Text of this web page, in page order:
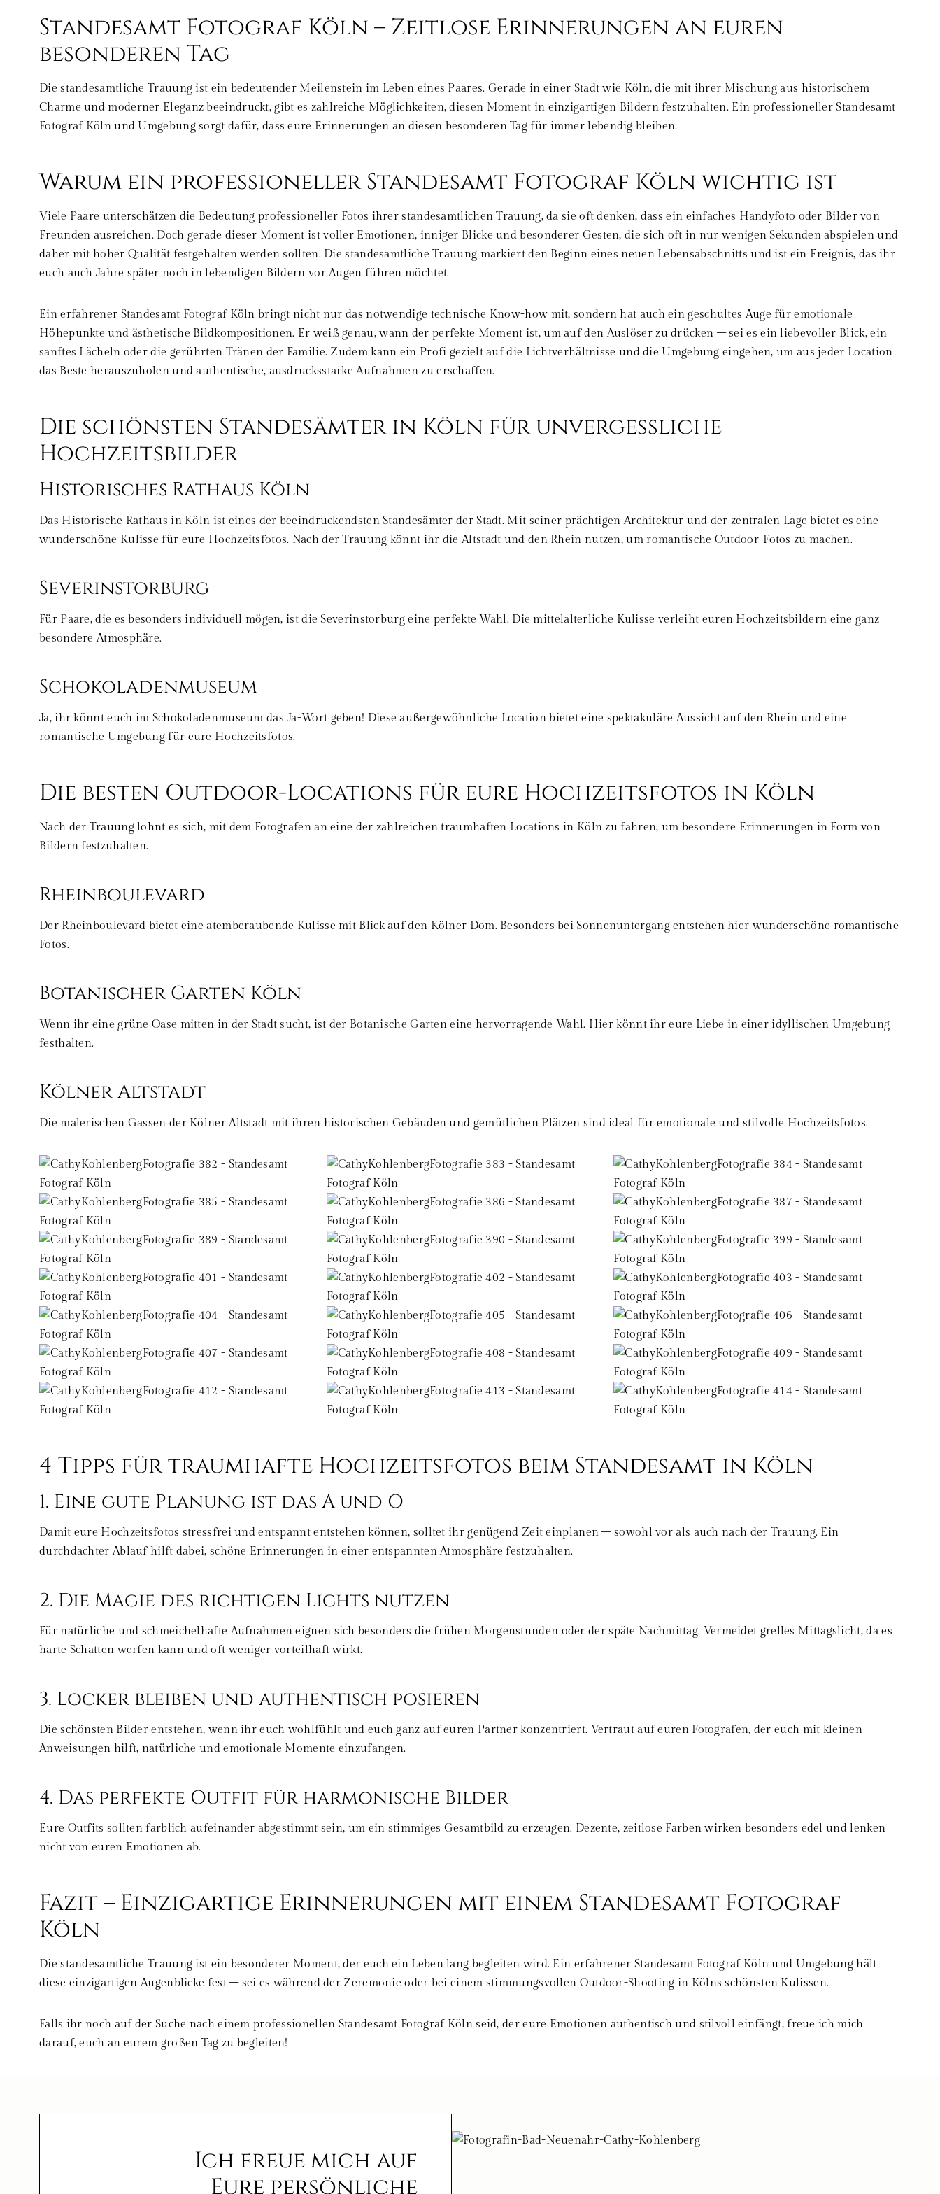
Standesamt Fotograf Köln – Zeitlose Erinnerungen an euren
besonderen Tag
Die standesamtliche Trauung ist ein bedeutender Meilenstein im Leben eines Paares. Gerade in einer Stadt wie Köln, die mit ihrer Mischung aus historischem
Charme und moderner Eleganz beeindruckt, gibt es zahlreiche Möglichkeiten, diesen Moment in einzigartigen Bildern festzuhalten. Ein professioneller Standesamt
Fotograf Köln und Umgebung sorgt dafür, dass eure Erinnerungen an diesen besonderen Tag für immer lebendig bleiben.
Warum ein professioneller Standesamt Fotograf Köln wichtig ist
Viele Paare unterschätzen die Bedeutung professioneller Fotos ihrer standesamtlichen Trauung, da sie oft denken, dass ein einfaches Handyfoto oder Bilder von
Freunden ausreichen. Doch gerade dieser Moment ist voller Emotionen, inniger Blicke und besonderer Gesten, die sich oft in nur wenigen Sekunden abspielen und
daher mit hoher Qualität festgehalten werden sollten. Die standesamtliche Trauung markiert den Beginn eines neuen Lebensabschnitts und ist ein Ereignis, das ihr
euch auch Jahre später noch in lebendigen Bildern vor Augen führen möchtet.
Ein erfahrener Standesamt Fotograf Köln bringt nicht nur das notwendige technische Know-how mit, sondern hat auch ein geschultes Auge für emotionale
Höhepunkte und ästhetische Bildkompositionen. Er weiß genau, wann der perfekte Moment ist, um auf den Auslöser zu drücken – sei es ein liebevoller Blick, ein
sanftes Lächeln oder die gerührten Tränen der Familie. Zudem kann ein Profi gezielt auf die Lichtverhältnisse und die Umgebung eingehen, um aus jeder Location
das Beste herauszuholen und authentische, ausdrucksstarke Aufnahmen zu erschaffen.
Die schönsten Standesämter in Köln für unvergessliche
Hochzeitsbilder
Historisches Rathaus Köln
Das Historische Rathaus in Köln ist eines der beeindruckendsten Standesämter der Stadt. Mit seiner prächtigen Architektur und der zentralen Lage bietet es eine
wunderschöne Kulisse für eure Hochzeitsfotos. Nach der Trauung könnt ihr die Altstadt und den Rhein nutzen, um romantische Outdoor-Fotos zu machen.
Severinstorburg
Für Paare, die es besonders individuell mögen, ist die Severinstorburg eine perfekte Wahl. Die mittelalterliche Kulisse verleiht euren Hochzeitsbildern eine ganz
besondere Atmosphäre.
Schokoladenmuseum
Ja, ihr könnt euch im Schokoladenmuseum das Ja-Wort geben! Diese außergewöhnliche Location bietet eine spektakuläre Aussicht auf den Rhein und eine
romantische Umgebung für eure Hochzeitsfotos.
Die besten Outdoor-Locations für eure Hochzeitsfotos in Köln
Nach der Trauung lohnt es sich, mit dem Fotografen an eine der zahlreichen traumhaften Locations in Köln zu fahren, um besondere Erinnerungen in Form von
Bildern festzuhalten.
Rheinboulevard
Der Rheinboulevard bietet eine atemberaubende Kulisse mit Blick auf den Kölner Dom. Besonders bei Sonnenuntergang entstehen hier wunderschöne romantische
Fotos.
Botanischer Garten Köln
Wenn ihr eine grüne Oase mitten in der Stadt sucht, ist der Botanische Garten eine hervorragende Wahl. Hier könnt ihr eure Liebe in einer idyllischen Umgebung
festhalten.
Kölner Altstadt
Die malerischen Gassen der Kölner Altstadt mit ihren historischen Gebäuden und gemütlichen Plätzen sind ideal für emotionale und stilvolle Hochzeitsfotos.
4 Tipps für traumhafte Hochzeitsfotos beim Standesamt in Köln
1. Eine gute Planung ist das A und O
Damit eure Hochzeitsfotos stressfrei und entspannt entstehen können, solltet ihr genügend Zeit einplanen – sowohl vor als auch nach der Trauung. Ein
durchdachter Ablauf hilft dabei, schöne Erinnerungen in einer entspannten Atmosphäre festzuhalten.
2. Die Magie des richtigen Lichts nutzen
Für natürliche und schmeichelhafte Aufnahmen eignen sich besonders die frühen Morgenstunden oder der späte Nachmittag. Vermeidet grelles Mittagslicht, da es
harte Schatten werfen kann und oft weniger vorteilhaft wirkt.
3. Locker bleiben und authentisch posieren
Die schönsten Bilder entstehen, wenn ihr euch wohlfühlt und euch ganz auf euren Partner konzentriert. Vertraut auf euren Fotografen, der euch mit kleinen
Anweisungen hilft, natürliche und emotionale Momente einzufangen.
4. Das perfekte Outfit für harmonische Bilder
Eure Outfits sollten farblich aufeinander abgestimmt sein, um ein stimmiges Gesamtbild zu erzeugen. Dezente, zeitlose Farben wirken besonders edel und lenken
nicht von euren Emotionen ab.
Fazit – Einzigartige Erinnerungen mit einem Standesamt Fotograf
Köln
Die standesamtliche Trauung ist ein besonderer Moment, der euch ein Leben lang begleiten wird. Ein erfahrener Standesamt Fotograf Köln und Umgebung hält
diese einzigartigen Augenblicke fest – sei es während der Zeremonie oder bei einem stimmungsvollen Outdoor-Shooting in Kölns schönsten Kulissen.
Falls ihr noch auf der Suche nach einem professionellen Standesamt Fotograf Köln seid, der eure Emotionen authentisch und stilvoll einfängt, freue ich mich
darauf, euch an eurem großen Tag zu begleiten!
Ich freue mich auf
Eure persönliche